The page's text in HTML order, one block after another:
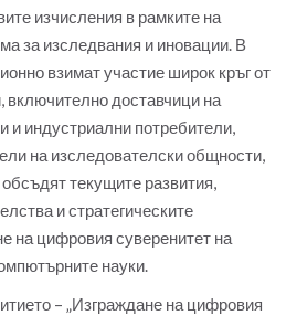
изчисления в рамките на
за изследвания и иновации. В
взимат участие широк кръг от
включително доставчици на
и индустриални потребители,
на изследователски общности,
текущите развития,
и стратегическите
на цифровия суверенитет на
науки.
– „Изграждане на цифровия